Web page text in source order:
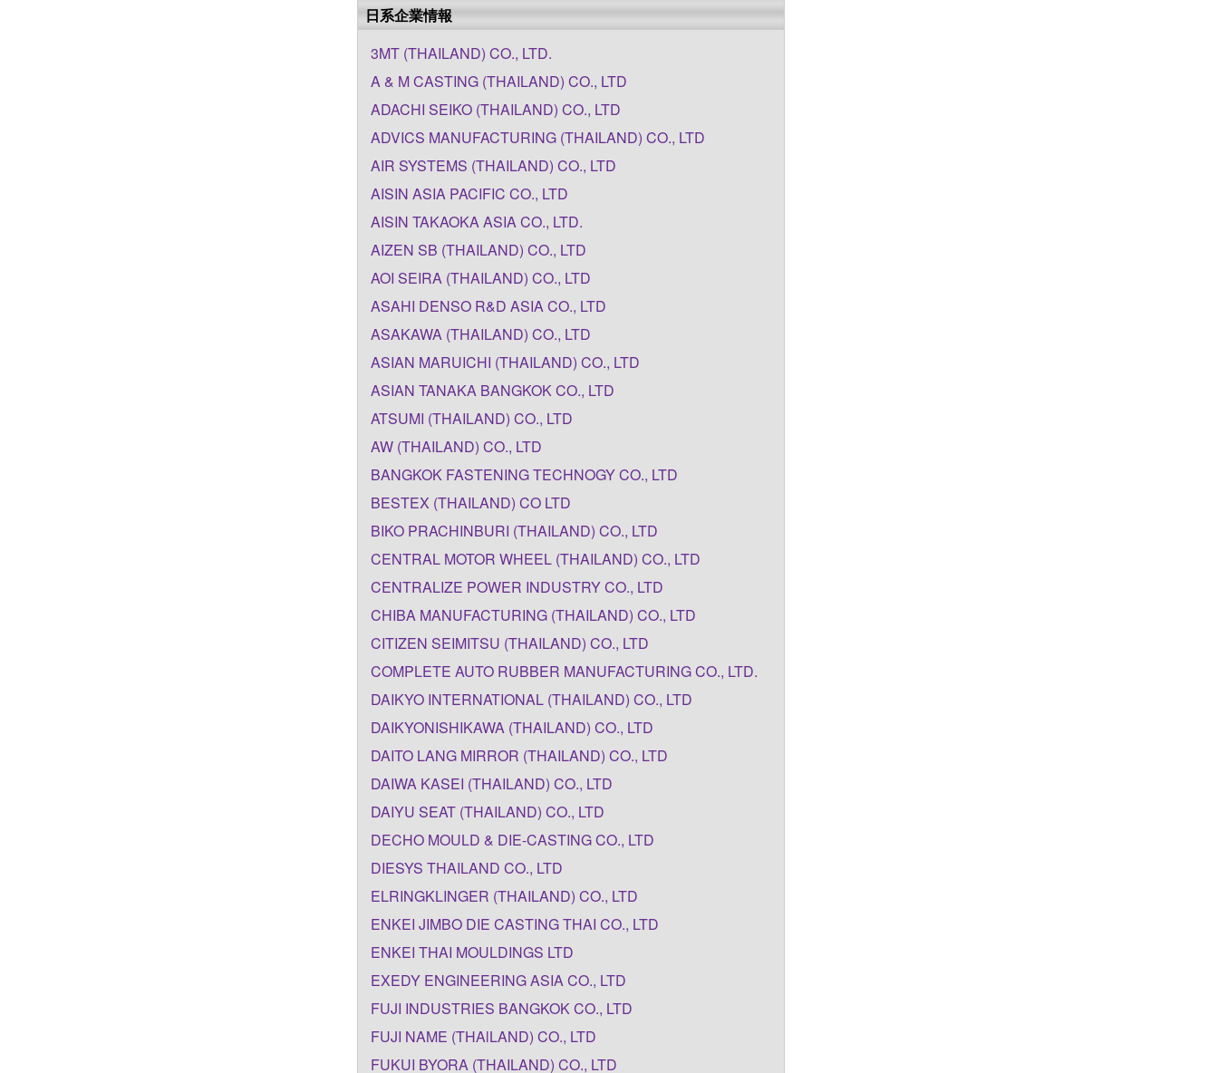
日系企業情報
3MT (THAILAND) CO., LTD.
A & M CASTING (THAILAND) CO., LTD
ADACHI SEIKO (THAILAND) CO., LTD
ADVICS MANUFACTURING (THAILAND) CO., LTD
AIR SYSTEMS (THAILAND) CO., LTD
AISIN ASIA PACIFIC CO., LTD
AISIN TAKAOKA ASIA CO., LTD.
AIZEN SB (THAILAND) CO., LTD
AOI SEIRA (THAILAND) CO., LTD
ASAHI DENSO R&D ASIA CO., LTD
ASAKAWA (THAILAND) CO., LTD
ASIAN MARUICHI (THAILAND) CO., LTD
ASIAN TANAKA BANGKOK CO., LTD
ATSUMI (THAILAND) CO., LTD
AW (THAILAND) CO., LTD
BANGKOK FASTENING TECHNOGY CO., LTD
BESTEX (THAILAND) CO LTD
BIKO PRACHINBURI (THAILAND) CO., LTD
CENTRAL MOTOR WHEEL (THAILAND) CO., LTD
CENTRALIZE POWER INDUSTRY CO., LTD
CHIBA MANUFACTURING (THAILAND) CO., LTD
CITIZEN SEIMITSU (THAILAND) CO., LTD
COMPLETE AUTO RUBBER MANUFACTURING CO., LTD.
DAIKYO INTERNATIONAL (THAILAND) CO., LTD
DAIKYONISHIKAWA (THAILAND) CO., LTD
DAITO LANG MIRROR (THAILAND) CO., LTD
DAIWA KASEI (THAILAND) CO., LTD
DAIYU SEAT (THAILAND) CO., LTD
DECHO MOULD & DIE-CASTING CO., LTD
DIESYS THAILAND CO., LTD
ELRINGKLINGER (THAILAND) CO., LTD
ENKEI JIMBO DIE CASTING THAI CO., LTD
ENKEI THAI MOULDINGS LTD
EXEDY ENGINEERING ASIA CO., LTD
FUJI INDUSTRIES BANGKOK CO., LTD
FUJI NAME (THAlLAND) CO., LTD
FUKUI BYORA (THAILAND) CO., LTD